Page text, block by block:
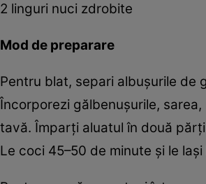
2 linguri nuci zdrobite
Mod de preparare
Pentru blat, separi albuşurile de
Încorporezi gălbenuşurile,
tavă. Împarţi aluatul în două
Le coci 45–50 de minute şi le